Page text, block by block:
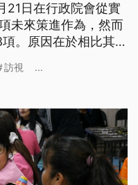
21日在行政院會從實
未來策進作為，然而
。原因在於相比其他
，涉及的單位包括台
訪視 ...